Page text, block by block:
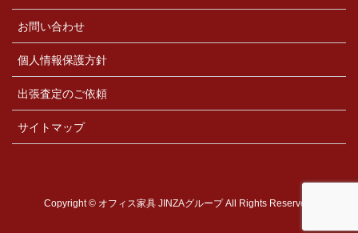
お問い合わせ
個人情報保護方針
出張査定のご依頼
サイトマップ
Copyright © オフィス家具 JINZAグループ All Rights Reserved.